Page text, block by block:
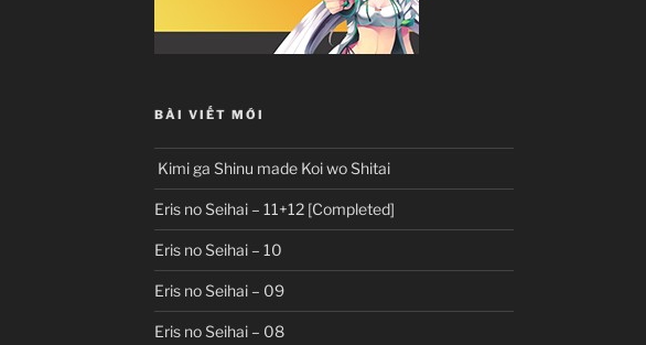
BÀI VIẾT MỚI
Kimi ga Shinu made Koi wo Shitai
Eris no Seihai – 11+12 [Completed]
Eris no Seihai – 10
Eris no Seihai – 09
Eris no Seihai – 08